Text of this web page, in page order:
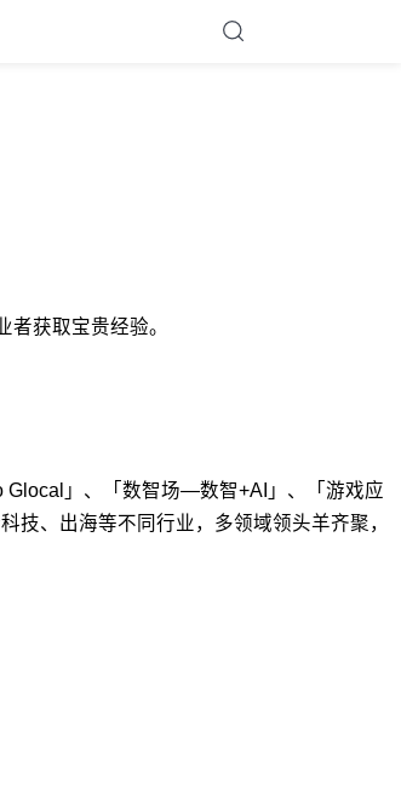
获取宝贵经验。
Glocal」、「数智场—数智+AI」、「游戏应
、出海等不同行业，多领域领头羊齐聚，